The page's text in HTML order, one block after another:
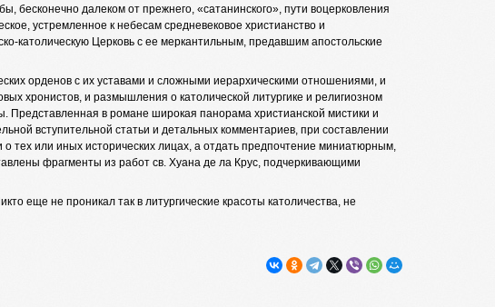
бесконечно далеком от прежнего, «сатанинского», пути воцерковления
устремленное к небесам средневековое христианство и
католическую Церковь с ее меркантильным, предавшим апостольские
орденов с их уставами и сложными иерархическими отношениями, и
хронистов, и размышления о католической литургике и религиозном
Представленная в романе широкая панорама христианской мистики и
вступительной статьи и детальных комментариев, при составлении
тех или иных исторических лицах, а отдать предпочтение миниатюрным,
фрагменты из работ св. Хуана де ла Крус, подчеркивающими
еще не проникал так в литургические красоты католичества, не